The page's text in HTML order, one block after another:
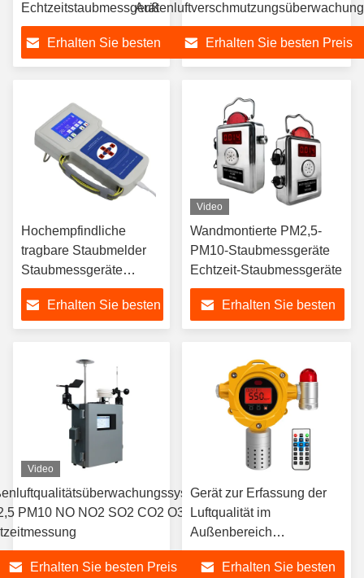
Echtzeitstaubmessgerät
Erhalten Sie besten Erhalten Sie besten Preis
Hochempfindliche
tragbare Staubmelder
Staubmessgeräte
Partikelzähler
Erhalten Sie besten
Video
Wandmontierte PM2,5-
PM10-Staubmessgeräte
Echtzeit-Staubmessgeräte
Erhalten Sie besten
Video
PM10 NO NO2 SO2 CO2 O3
Erhalten Sie besten Preis
Gerät zur Erfassung der
Luftqualität im
Außenbereich
Staubpartikeldetektor
Luftmonitor
Erhalten Sie besten